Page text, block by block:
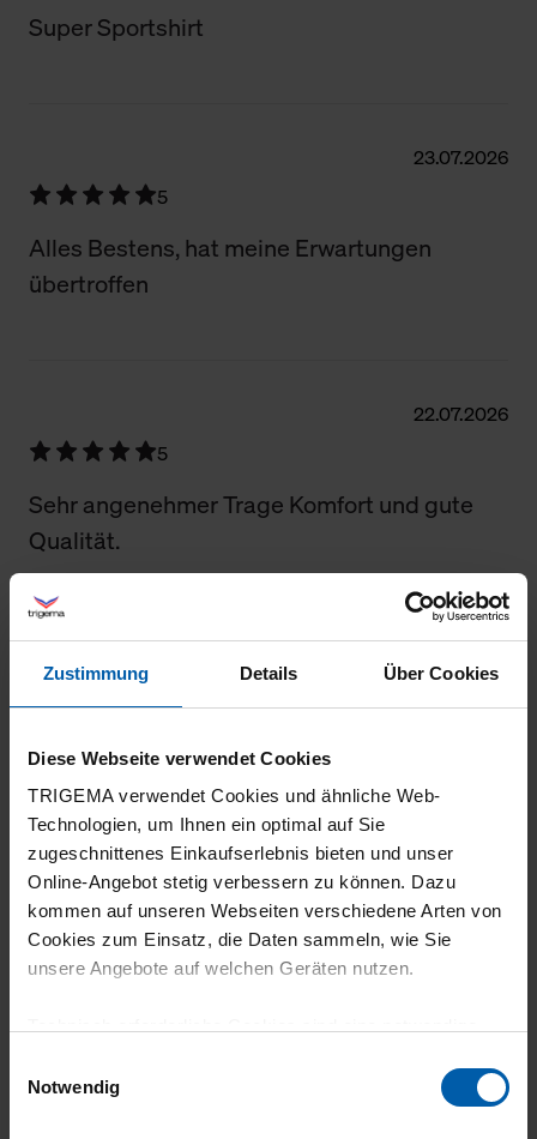
Zustimmung Details Über Cookies
Diese Webseite verwendet Cookies
TRIGEMA verwendet Cookies und ähnliche Web-
Technologien, um Ihnen ein optimal auf Sie
zugeschnittenes Einkaufserlebnis bieten und unser
Online-Angebot stetig verbessern zu können. Dazu
kommen auf unseren Webseiten verschiedene Arten von
Cookies zum Einsatz, die Daten sammeln, wie Sie
unsere Angebote auf welchen Geräten nutzen.
grundlegende Funktionen wie etwa zur Auswahl und
Notwendig
Super Sportshirt
23.07.2026
5
Alles Bestens, hat meine Erwartungen
übertroffen
22.07.2026
5
Sehr angenehmer Trage Komfort und gute
Qualität.
19.07.2026
5
Super
18.07.2026
5
Ein weiteres Top Produkt von Trigema. Ich
macht genau was es soll.